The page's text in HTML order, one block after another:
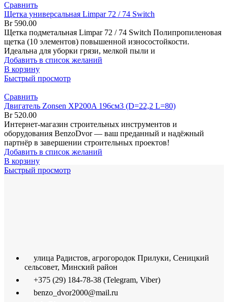
Сравнить
Щетка универсальная Limpar 72 / 74 Switch
Br590.00
Щетка подметальная Limpar 72 / 74 Switch Полипропиленовая
щетка (10 элементов) повышенной износостойкости.
Идеальна для уборки грязи, мелкой пыли и
Добавить в список желаний
В корзину
Быстрый просмотр
Сравнить
Двигатель Zonsen XP200A 196см3 (D=22,2 L=80)
Br520.00
Интернет-магазин строительных инструментов и
оборудования BenzoDvor — ваш преданный и надёжный
партнёр в завершении строительных проектов!
Добавить в список желаний
В корзину
Быстрый просмотр
улица Радистов, агрогородок Прилуки, Сеницкий
сельсовет, Минский район
+375 (29) 184-78-38 (Telegram, Viber)
benzo_dvor2000@mail.ru